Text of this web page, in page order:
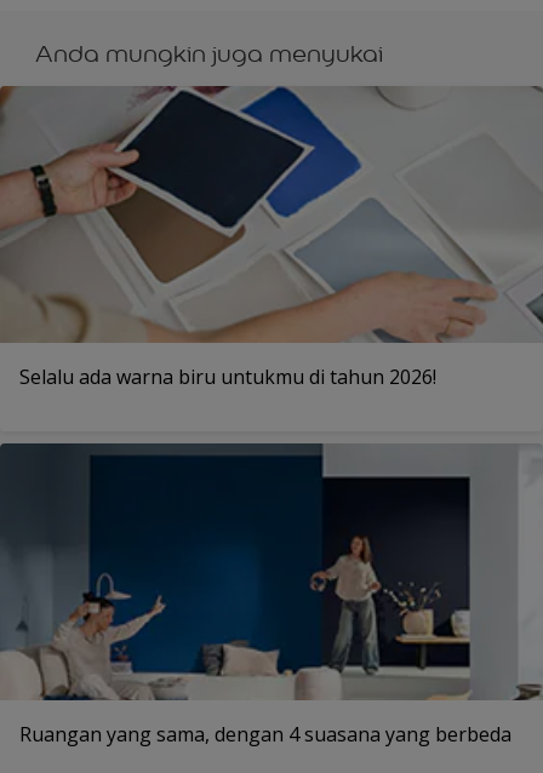
Anda mungkin juga menyukai
Selalu ada warna biru untukmu di tahun 2026!
Ruangan yang sama, dengan 4 suasana yang berbeda